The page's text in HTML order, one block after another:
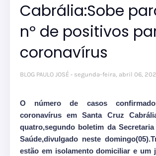
Cabrália:Sobe
nº de positivos
coronavírus
BLOG PAULO JOSÉ segunda-feira, abril 06,
O número de casos
coronavírus em Santa Cruz
quatro,segundo boletim da
Saúde,divulgado neste
estão em isolamento domiciliar e um